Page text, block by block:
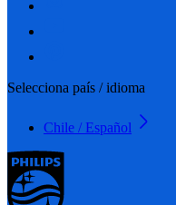
Selecciona país / idioma
Chile / Español